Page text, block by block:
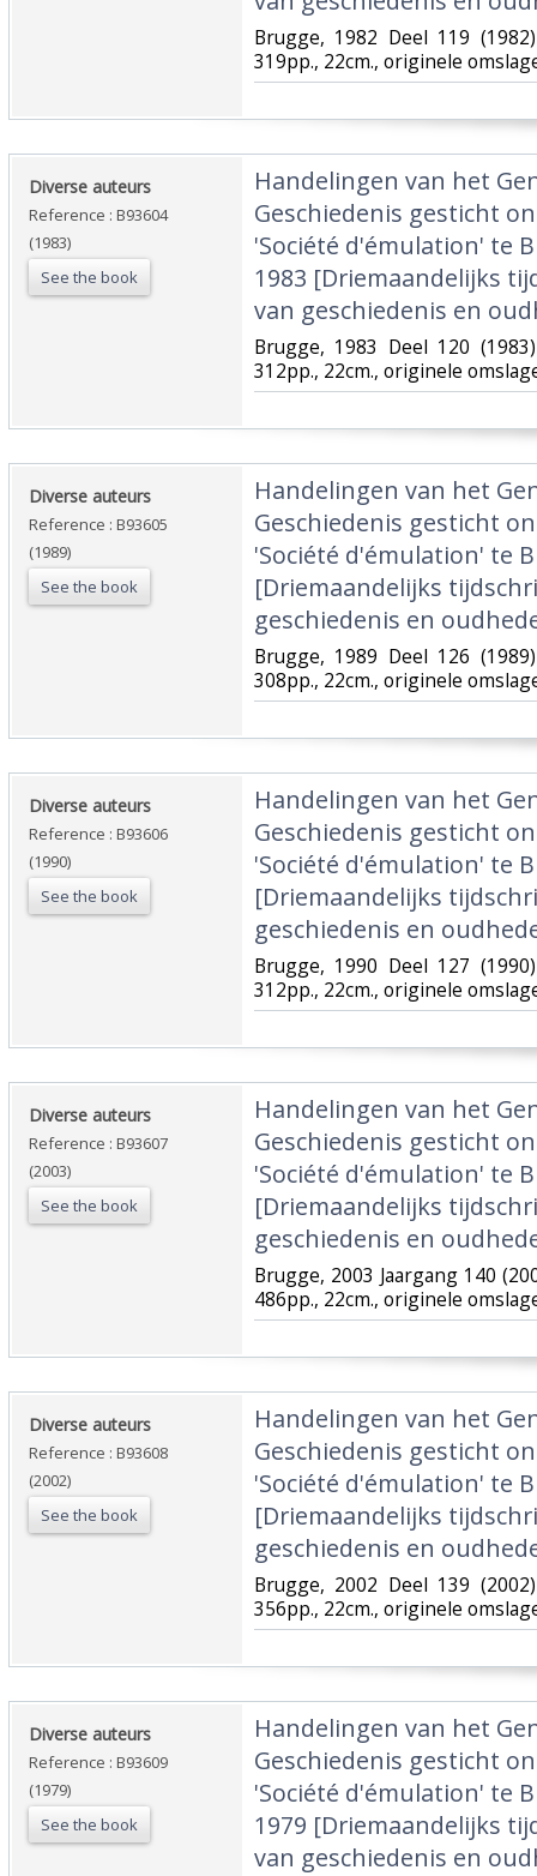
‎Brugge, 1982 Deel 119
319pp., 22cm., originele
‎Diverse auteurs‎
Reference : B93604
(1983)
See the book
‎Handelingen van het
Geschiedenis gesticht
'Société d'émulation' te
1983 [Driemaandelijks
van geschiedenis en
‎Brugge, 1983 Deel 120
312pp., 22cm., originele
‎Diverse auteurs‎
Reference : B93605
(1989)
See the book
‎Handelingen van het
Geschiedenis gesticht
'Société d'émulation' te
[Driemaandelijks
geschiedenis en
‎Brugge, 1989 Deel 126
308pp., 22cm., originele
‎Diverse auteurs‎
Reference : B93606
(1990)
See the book
‎Handelingen van het
Geschiedenis gesticht
'Société d'émulation' te
[Driemaandelijks
geschiedenis en
‎Brugge, 1990 Deel 127
312pp., 22cm., originele
‎Diverse auteurs‎
Reference : B93607
(2003)
See the book
‎Handelingen van het
Geschiedenis gesticht
'Société d'émulation' te
[Driemaandelijks
geschiedenis en
‎Brugge, 2003 Jaargang 140
486pp., 22cm., originele
‎Diverse auteurs‎
Reference : B93608
(2002)
See the book
‎Handelingen van het
Geschiedenis gesticht
'Société d'émulation' te
[Driemaandelijks
geschiedenis en
‎Brugge, 2002 Deel 139
356pp., 22cm., originele
‎Diverse auteurs‎
Reference : B93609
(1979)
See the book
‎Handelingen van het
Geschiedenis gesticht
'Société d'émulation' te
1979 [Driemaandelijks
van geschiedenis en